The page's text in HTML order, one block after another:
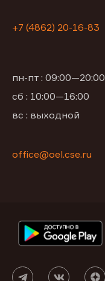
+7 (4862) 20-16-83
пн-пт : 09:00—20:00
сб : 10:00—16:00
вс : выходной
office@oel.cse.ru